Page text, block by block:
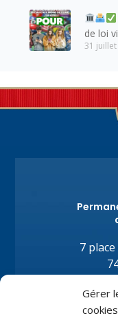
Gérer
cookies
de loi
des
31
7